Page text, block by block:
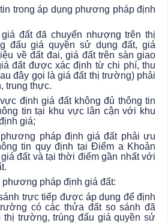
trong áp dụng phương pháp định
đất đã chuyển nhượng trên thị
đấu giá quyền sử dụng đất, giá
về đất đai, giá đất trên sàn giao
đất được xác định từ chi phí, thu
đây gọi là giáđấtthị trường) phải
trung thực.
định giá đất không đủ thông tin
tin tại khu vực lân cận với khu
giá;
pháp định giá đất phải ưu
tin quy định tại Điểm a Khoản
đất và tại thời điểm gần nhất với
pháp định giá đất:
trực tiếp được áp dụng để định
có các thửa đất so sánh đã
thị trường, trúng đấu giá quyền sử